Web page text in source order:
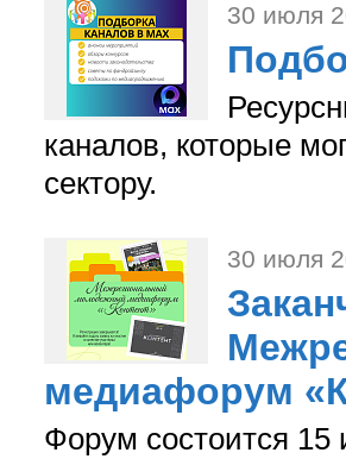
30 июля
каналов, которые
сектору.
30 июля
медиафорум
Форум состоится 15